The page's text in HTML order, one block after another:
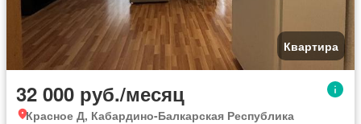
Квартира
32 000 руб./месяц
Красное Д, Кабардино-Балкарская Республика